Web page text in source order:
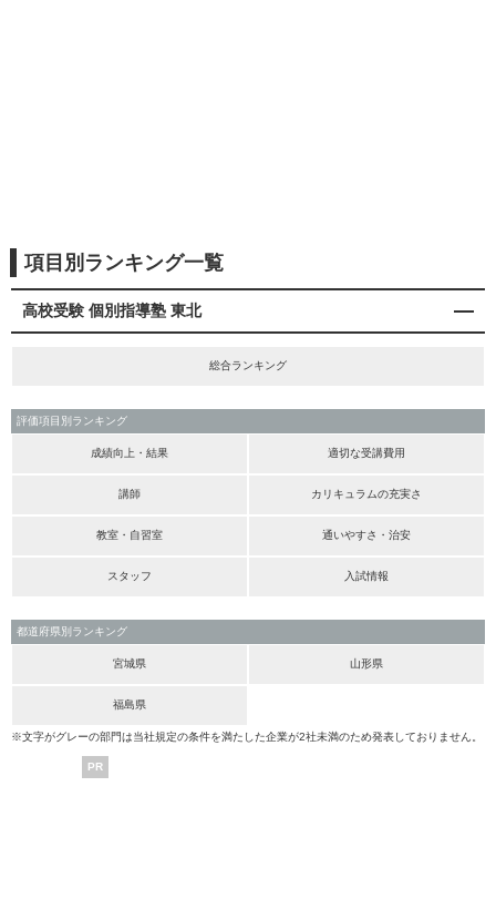
項目別ランキング一覧
高校受験 個別指導塾 東北
総合ランキング
評価項目別ランキング
成績向上・結果 適切な受講費用
講師 カリキュラムの充実さ
教室・自習室 通いやすさ・治安
スタッフ 入試情報
都道府県別ランキング
宮城県 山形県
福島県
※文字がグレーの部門は当社規定の条件を満たした企業が2社未満のため発表しておりません。
PR